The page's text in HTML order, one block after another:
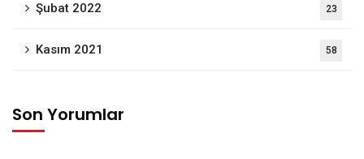
Şubat 2022 23
Kasım 2021 58
Son Yorumlar